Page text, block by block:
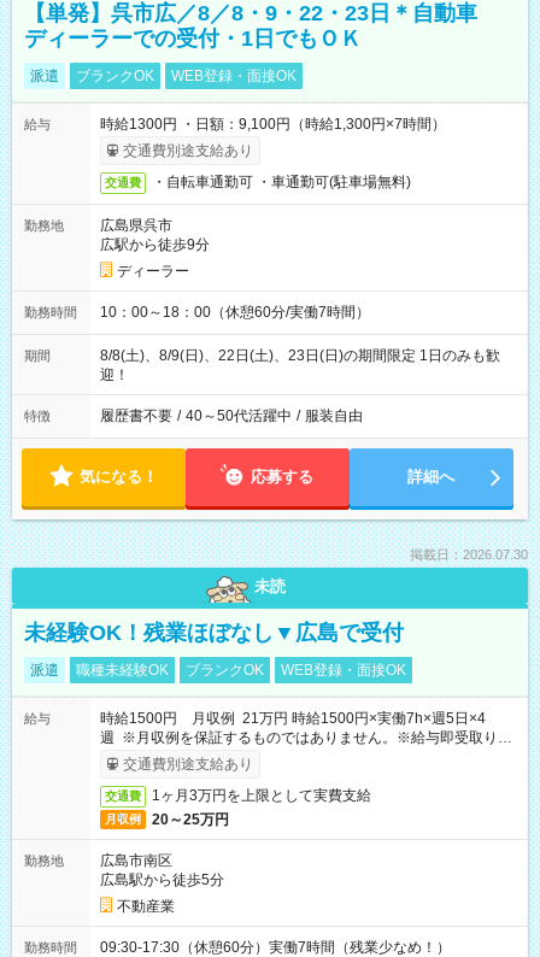
【単発】呉市広／8／8・9・22・23日＊自動車
ディーラーでの受付・1日でもＯＫ
派遣 ブランクOK WEB登録・面接OK
給与
時給1300円 ・日額：9,100円（時給1,300円×7時間）
交通費別途支給あり
交通費 ・自転車通勤可 ・車通勤可(駐車場無料)
勤務地
広島県呉市
広駅から徒歩9分
ディーラー
勤務時間 10：00～18：00（休憩60分/実働7時間）
期間
8/8(土)、8/9(日)、22日(土)、23日(日)の期間限定 1日のみも歓
迎！
特徴 履歴書不要 / 40～50代活躍中 / 服装自由
気になる！ 応募する 詳細へ
掲載日：2026.07.30
未読
未経験OK！残業ほぼなし▼広島で受付
派遣 職種未経験OK ブランクOK WEB登録・面接OK
給与
時給1500円 月収例 21万円 時給1500円×実働7h×週5日×4
週 ※月収例を保証するものではありません。※給与即受取りサ
ービス利用可（利用条件有）
交通費別途支給あり
交通費 1ヶ月3万円を上限として実費支給
月収例 20～25万円
勤務地
広島市南区
広島駅から徒歩5分
不動産業
勤務時間 09:30-17:30（休憩60分）実働7時間（残業少なめ！）